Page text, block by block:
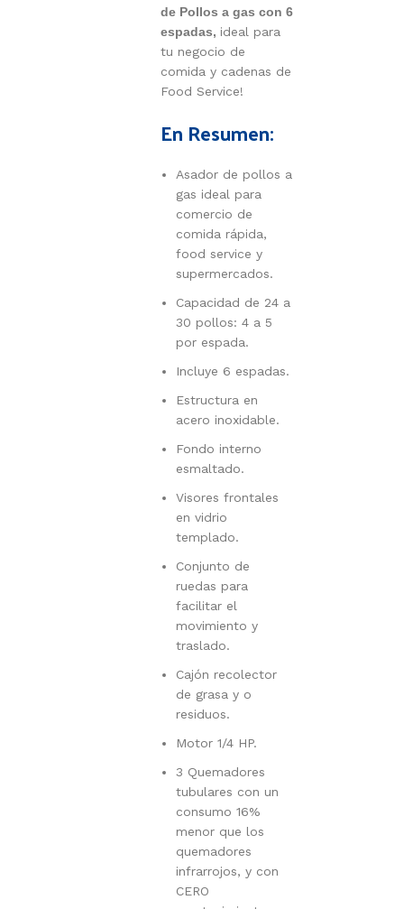
de Pollos a gas con 6
espadas, ideal para
tu negocio de
comida y cadenas de
Food Service!
En Resumen:
Asador de pollos a
gas ideal para
comercio de
comida rápida,
food service y
supermercados.
Capacidad de 24 a
30 pollos: 4 a 5
por espada.
Incluye 6 espadas.
Estructura en
acero inoxidable.
Fondo interno
esmaltado.
Visores frontales
en vidrio
templado.
Conjunto de
ruedas para
facilitar el
movimiento y
traslado.
Cajón recolector
de grasa y o
residuos.
Motor 1/4 HP.
3 Quemadores
tubulares con un
consumo 16%
menor que los
quemadores
infrarrojos, y con
CERO